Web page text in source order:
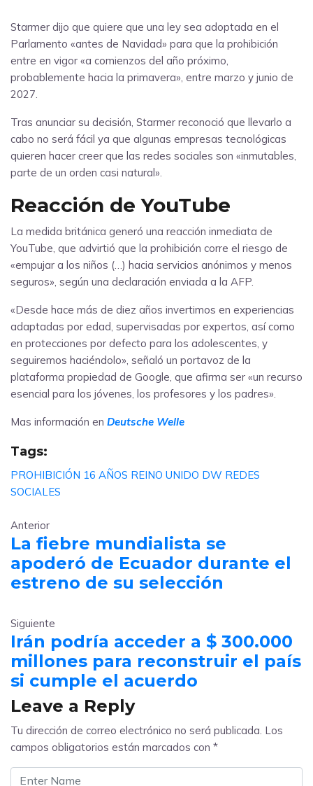
Starmer dijo que quiere que una ley sea adoptada en el
Parlamento «antes de Navidad» para que la prohibición
entre en vigor «a comienzos del año próximo,
probablemente hacia la primavera», entre marzo y junio de
2027.
Tras anunciar su decisión, Starmer reconoció que llevarlo a
cabo no será fácil ya que algunas empresas tecnológicas
quieren hacer creer que las redes sociales son «inmutables,
parte de un orden casi natural».
Reacción de YouTube
La medida británica generó una reacción inmediata de
YouTube, que advirtió que la prohibición corre el riesgo de
«empujar a los niños (…) hacia servicios anónimos y menos
seguros», según una declaración enviada a la AFP.
«Desde hace más de diez años invertimos en experiencias
adaptadas por edad, supervisadas por expertos, así como
en protecciones por defecto para los adolescentes, y
seguiremos haciéndolo», señaló un portavoz de la
plataforma propiedad de Google, que afirma ser «un recurso
esencial para los jóvenes, los profesores y los padres».
Mas información en Deutsche Welle
Tags:
PROHIBICIÓN 16 AÑOS REINO UNIDO DW REDES
SOCIALES
Anterior
La fiebre mundialista se
apoderó de Ecuador durante el
estreno de su selección
Siguiente
Irán podría acceder a $ 300.000
millones para reconstruir el país
si cumple el acuerdo
Leave a Reply
Tu dirección de correo electrónico no será publicada. Los
campos obligatorios están marcados con *